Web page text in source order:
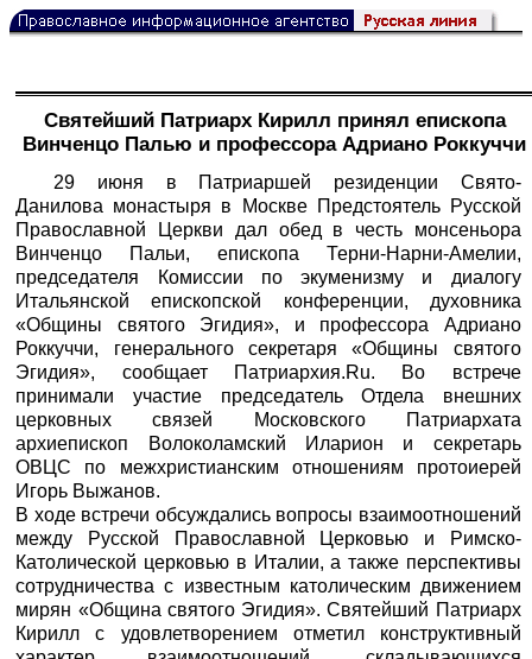
Cвятейший Патриарх Кирилл принял епископа
Винченцо Палью и профессора Адриано Роккуччи
29 июня в Патриаршей резиденции Свято-
Данилова монастыря в Москве Предстоятель Русской
Православной Церкви дал обед в честь монсеньора
Винченцо Пальи, епископа Терни-Нарни-Амелии,
председателя Комиссии по экуменизму и диалогу
Итальянской епископской конференции, духовника
«Общины святого Эгидия», и профессора Адриано
Роккуччи, генерального секретаря «Общины святого
Эгидия», сообщает
Патриархия.Ru. Во встрече
принимали участие председатель Отдела внешних
церковных связей Московского Патриархата
архиепископ Волоколамский Иларион и секретарь
ОВЦС по межхристианским отношениям протоиерей
Игорь Выжанов.
В ходе встречи обсуждались вопросы взаимоотношений
между Русской Православной Церковью и Римско-
Католической церковью в Италии, а также перспективы
сотрудничества с известным католическим движением
мирян «Община святого Эгидия». Святейший Патриарх
Кирилл с удовлетворением отметил конструктивный